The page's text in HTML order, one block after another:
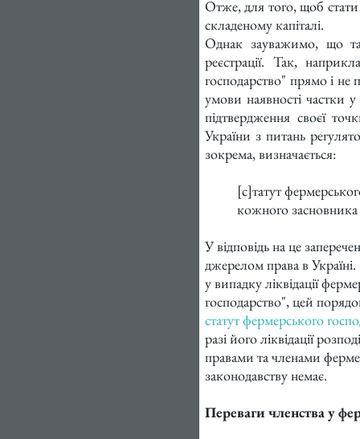
Отже, для того, щоб
складеному капіталі.
Однак зауважимо, що
реєстрації. Так,
господарство" прямо і не
умови наявності частки
підтвердження своєї
України з питань
зокрема, визначається:
[с]татут
кожного засновника
У відповідь на це
джерелом права в
у випадку ліквідації
господарство", цей
статут фермерського
разі його ліквідації
правами та членами
законодавству немає.
Переваги членства у